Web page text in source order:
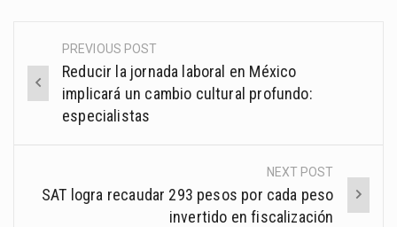
Post
navigation
PREVIOUS POST
Reducir la jornada laboral en México
implicará un cambio cultural profundo:
especialistas
NEXT POST
SAT logra recaudar 293 pesos por cada peso
invertido en fiscalización